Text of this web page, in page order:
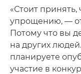
«Стоит
упрощению, —
Потому что вы
на других
планируете
участие в